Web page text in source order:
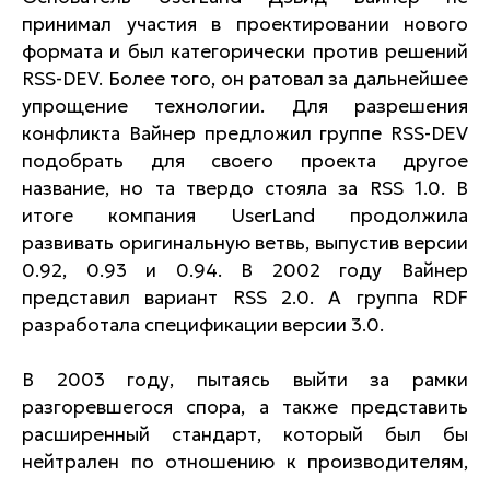
принимал участия в проектировании нового
формата и был категорически против решений
RSS-DEV. Более того, он ратовал за дальнейшее
упрощение технологии. Для разрешения
конфликта Вайнер предложил группе RSS-DEV
подобрать для своего проекта другое
название, но та твердо стояла за RSS 1.0. В
итоге компания UserLand продолжила
развивать оригинальную ветвь, выпустив версии
0.92, 0.93 и 0.94. В 2002 году Вайнер
представил вариант RSS 2.0. А группа RDF
разработала спецификации версии 3.0.
В 2003 году, пытаясь выйти за рамки
разгоревшегося спора, а также представить
расширенный стандарт, который был бы
нейтрален по отношению к производителям,